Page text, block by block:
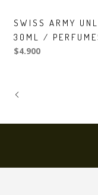
SWISS ARMY
30ML /
$4.900